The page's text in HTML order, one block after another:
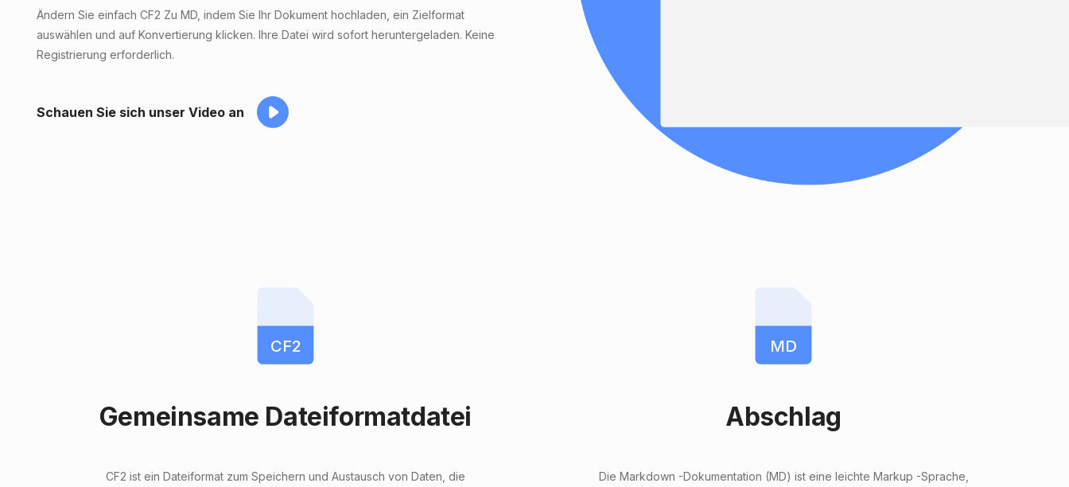
Ändern Sie einfach CF2 Zu MD, indem Sie Ihr Dokument hochladen, ein Zielformat
auswählen und auf Konvertierung klicken. Ihre Datei wird sofort heruntergeladen. Keine
Registrierung erforderlich.
Schauen Sie sich unser Video an
CF2
Gemeinsame Dateiformatdatei
CF2 ist ein Dateiformat zum Speichern und Austausch von Daten, die
MD
Abschlag
Die Markdown -Dokumentation (MD) ist eine leichte Markup -Sprache,